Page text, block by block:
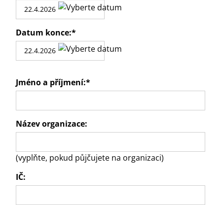
Datum konce:*
Jméno a příjmení:*
Název organizace:
(vyplňte, pokud půjčujete na organizaci)
IČ: